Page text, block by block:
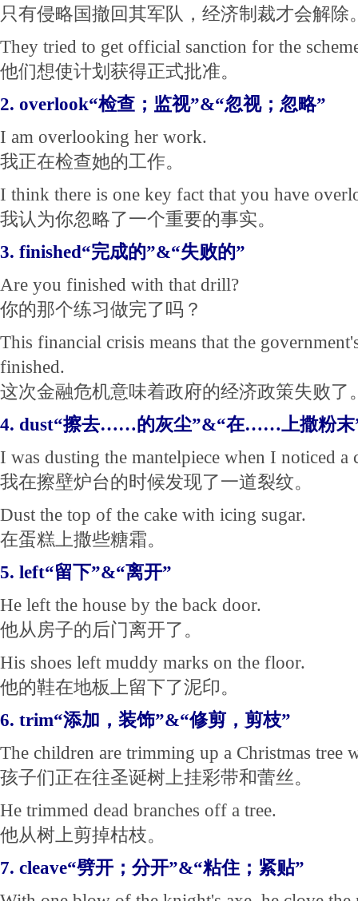
只有侵略国撤回其军队，经济制裁才会解除
They tried to get official sanction for the
他们想使计划获得正式批准。
2. overlook“检查；监视”&“忽视；忽略”
I am overlooking her work.
我正在检查她的工作。
I think there is one key fact that you have
我认为你忽略了一个重要的事实。
3. finished“完成的”&“失败的”
Are you finished with that drill?
你的那个练习做完了吗？
This financial crisis means that the
finished.
这次金融危机意味着政府的经济政策失败了
4. dust“擦去……的灰尘”&“在……上撒粉末
I was dusting the mantelpiece when I noticed a
我在擦壁炉台的时候发现了一道裂纹。
Dust the top of the cake with icing sugar.
在蛋糕上撒些糖霜。
5. left“留下”&“离开”
He left the house by the back door.
他从房子的后门离开了。
His shoes left muddy marks on the floor.
他的鞋在地板上留下了泥印。
6. trim“添加，装饰”&“修剪，剪枝”
The children are trimming up a Christmas tree
孩子们正在往圣诞树上挂彩带和蕾丝。
He trimmed dead branches off a tree.
他从树上剪掉枯枝。
7. cleave“劈开；分开”&“粘住；紧贴”